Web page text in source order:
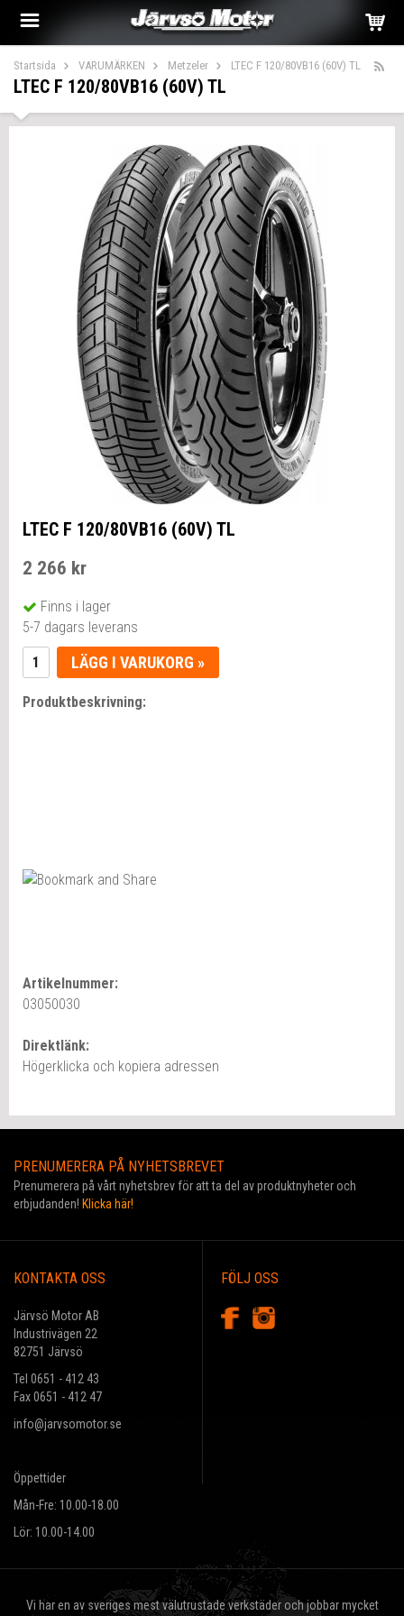
Startsida VARUMÄRKEN Metzeler LTEC F 120/80VB16 (60V) TL
LTEC F 120/80VB16 (60V) TL
LTEC F 120/80VB16 (60V) TL
2 266 kr
Finns i lager
5-7 dagars leverans
LÄGG I VARUKORG »
Produktbeskrivning:
Artikelnummer:
03050030
Direktlänk:
Högerklicka och kopiera adressen
PRENUMERERA PÅ NYHETSBREVET
Prenumerera på vårt nyhetsbrev för att ta del av produktnyheter och
erbjudanden! Klicka här!
KONTAKTA OSS
Järvsö Motor AB
Industrivägen 22
82751 Järvsö
Tel 0651 - 412 43
Fax 0651 - 412 47
info@jarvsomotor.se
Öppettider
Mån-Fre: 10.00-18.00
Lör: 10.00-14.00
FÖLJ OSS
Vi har en av sveriges mest välutrustade verkstäder och jobbar mycket